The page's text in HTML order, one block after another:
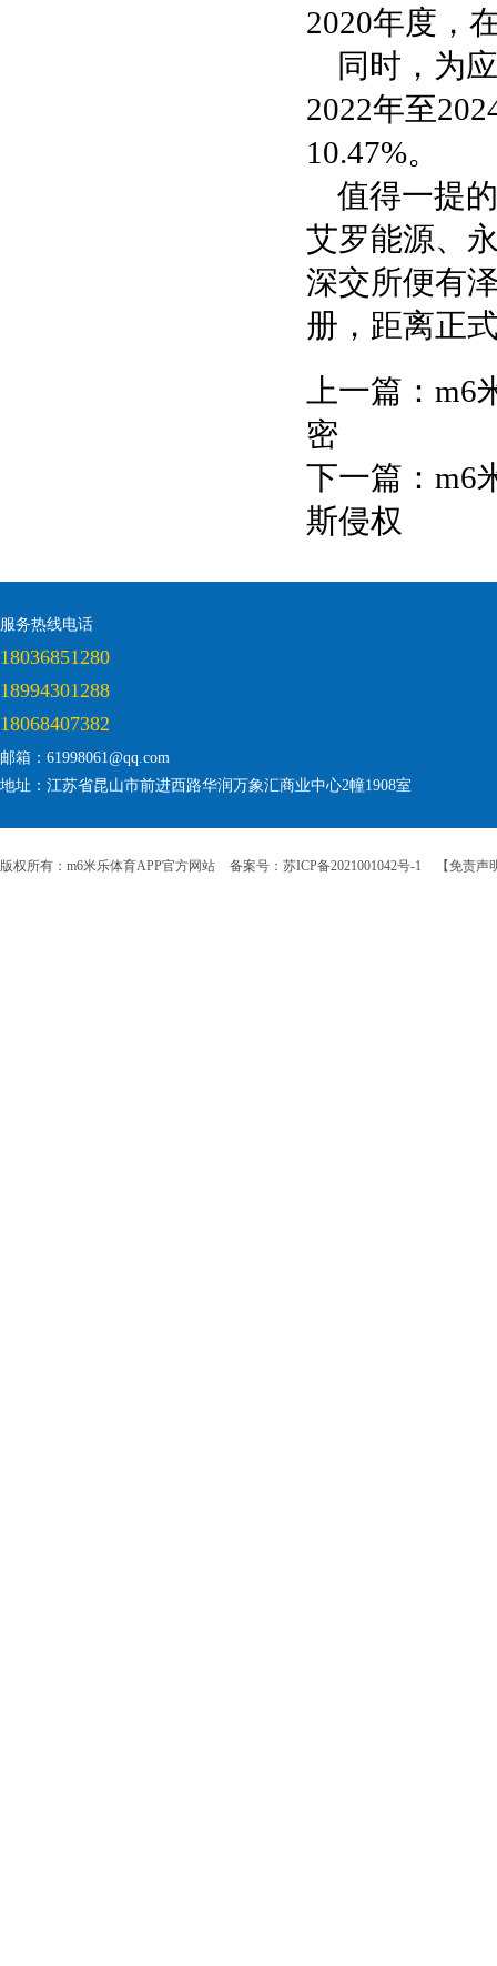
2020年度，
同时，为
2022年至
10.47%。
值得一提
艾罗能源、
深交所便有
册，距离正
上一篇： m6
密
下一篇： m6
斯侵权
服务热线电话
18036851280
18994301288
18068407382
邮箱：61998061@qq.com
地址：江苏省昆山市前进西路华润万象汇商业中心2幢1908室
版权所有：m6米乐体育APP官方网站 备案号：苏ICP备2021001042号-1 【免责声